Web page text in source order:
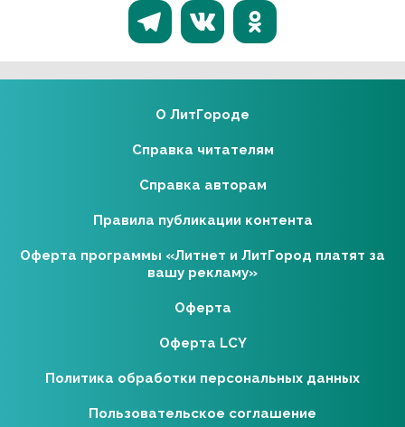
О ЛитГороде
Справка читателям
Справка авторам
Правила публикации контента
Оферта программы «Литнет и ЛитГород платят за
вашу рекламу»
Оферта
Оферта LCY
Политика обработки персональных данных
Пользовательское соглашение